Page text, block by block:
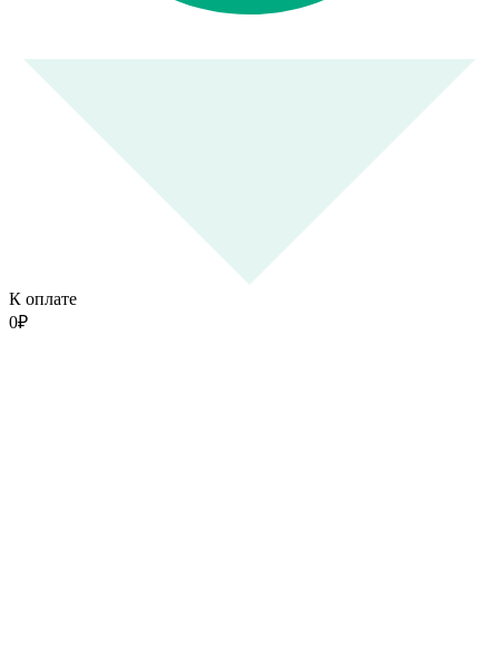
К оплате
0₽